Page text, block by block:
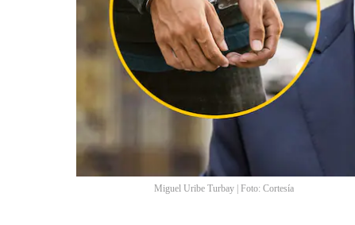
Miguel Uribe Turbay | Foto: Cortesía